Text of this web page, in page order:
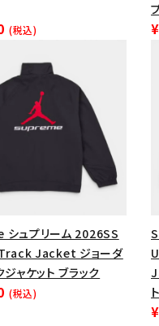
価格から探す
(税込)
ュプリーム 2026SS
Jacket ジョーダ
ジャケット ブラック
(税込)